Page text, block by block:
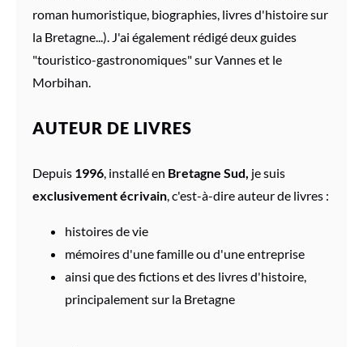
roman humoristique, biographies, livres d'histoire sur
la Bretagne...). J'ai également rédigé deux guides
"touristico-gastronomiques"sur Vannes et le
Morbihan.
AUTEUR DE LIVRES
Depuis 1996, installé en Bretagne Sud, je suis
exclusivement écrivain, c'est-à-dire auteur de livres :
histoires de vie
mémoires d'une famille ou d'une entreprise
ainsi que des fictions et des livres d'histoire,
principalement sur la Bretagne